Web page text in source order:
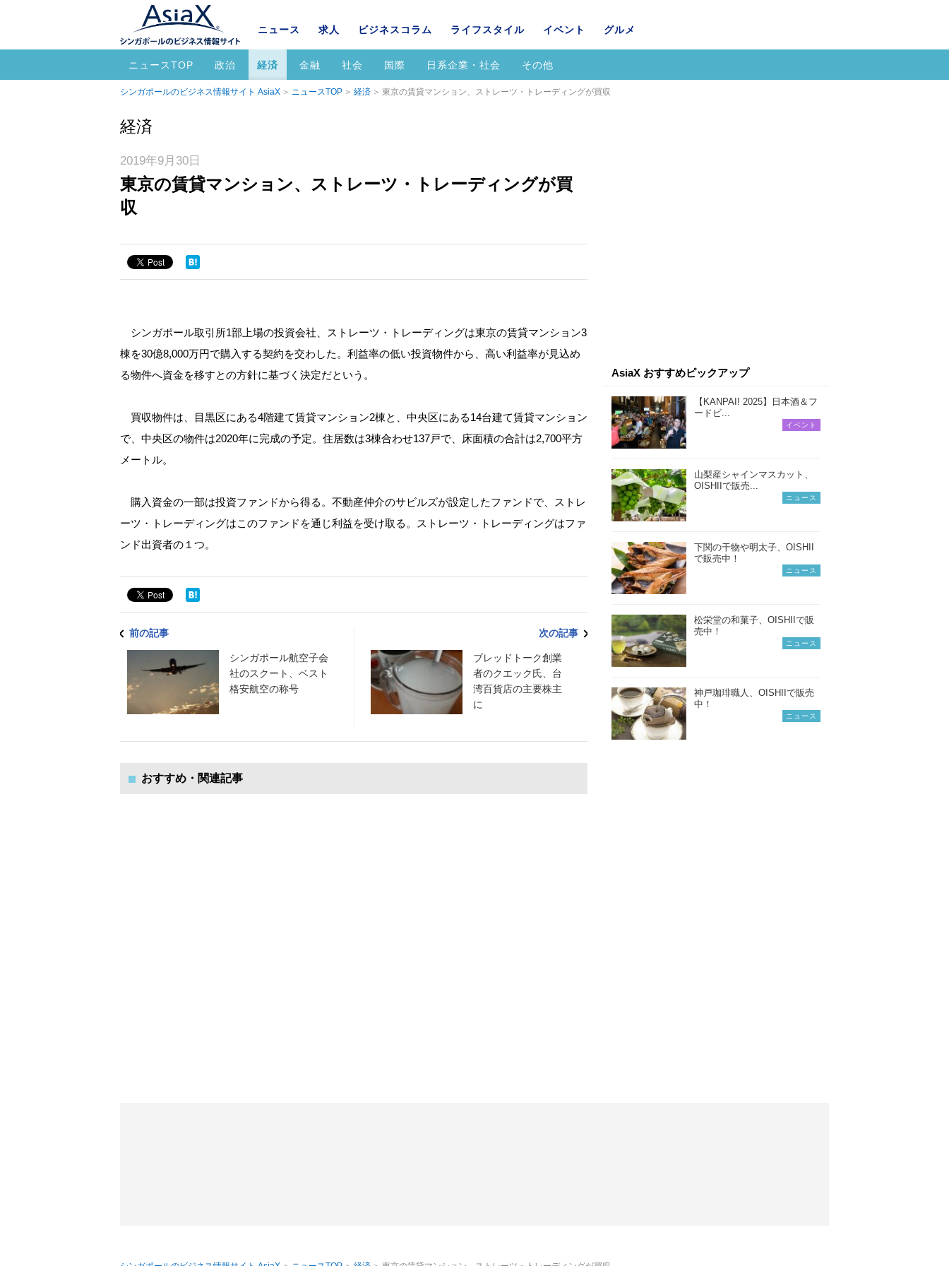
ニュース 求人 ビジネスコラム ライフスタイル イベント グルメ
ニュースTOP 政治 経済 金融 社会 国際 日系企業・社会 その他
シンガポールのビジネス情報サイト AsiaX ニュースTOP 経済 東京の賃貸マンション、ストレーツ・トレーディングが買収
経済
2019年9月30日
東京の賃貸マンション、ストレーツ・トレーディングが買
収
シンガポール取引所1部上場の投資会社、ストレーツ・トレーディングは東京の賃貸マンション3
棟を30億8,000万円で購入する契約を交わした。利益率の低い投資物件から、高い利益率が見込め
る物件へ資金を移すとの方針に基づく決定だという。
買収物件は、目黒区にある4階建て賃貸マンション2棟と、中央区にある14台建て賃貸マンション
で、中央区の物件は2020年に完成の予定。住居数は3棟合わせ137戸で、床面積の合計は2,700平方
メートル。
購入資金の一部は投資ファンドから得る。不動産仲介のサビルズが設定したファンドで、ストレ
ーツ・トレーディングはこのファンドを通じ利益を受け取る。ストレーツ・トレーディングはファ
ンド出資者の１つ。
前の記事
シンガポール航空子会
社のスクート、ベスト
格安航空の称号
次の記事
ブレッドトーク創業
者のクエック氏、台
湾百貨店の主要株主
に
おすすめ・関連記事
AsiaX おすすめピックアップ
【KANPAI! 2025】日本酒＆フ
ードビ...
イベント
山梨産シャインマスカット、
OISHIIで販売...
ニュース
下関の干物や明太子、OISHII
で販売中！
ニュース
松栄堂の和菓子、OISHIIで販
売中！
ニュース
神戸珈琲職人、OISHIIで販売
中！
ニュース